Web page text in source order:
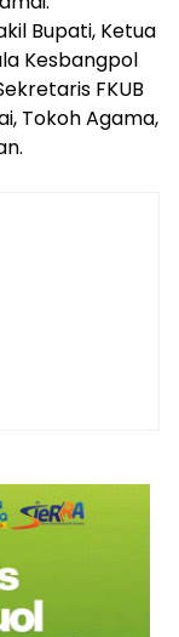
Bupati, Ketua
Kesbangpol
FKUB
Tokoh Agama,